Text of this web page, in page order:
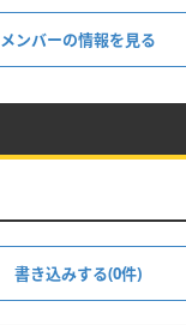
メンバーの情報を見る
書き込みする(0件)